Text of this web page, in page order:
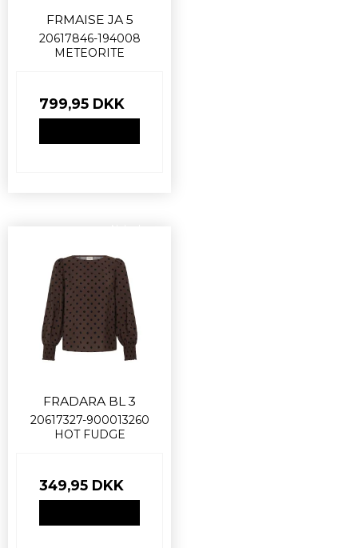
FRMAISE JA 5
20617846-194008
METEORITE
799,95 DKK
FRADARA BL 3
20617327-900013260
HOT FUDGE
349,95 DKK